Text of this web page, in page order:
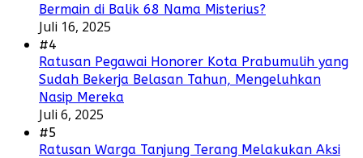
Bermain di Balik 68 Nama Misterius?
Juli 16, 2025
#4
Ratusan Pegawai Honorer Kota Prabumulih yang
Sudah Bekerja Belasan Tahun, Mengeluhkan
Nasip Mereka
Juli 6, 2025
#5
Ratusan Warga Tanjung Terang Melakukan Aksi